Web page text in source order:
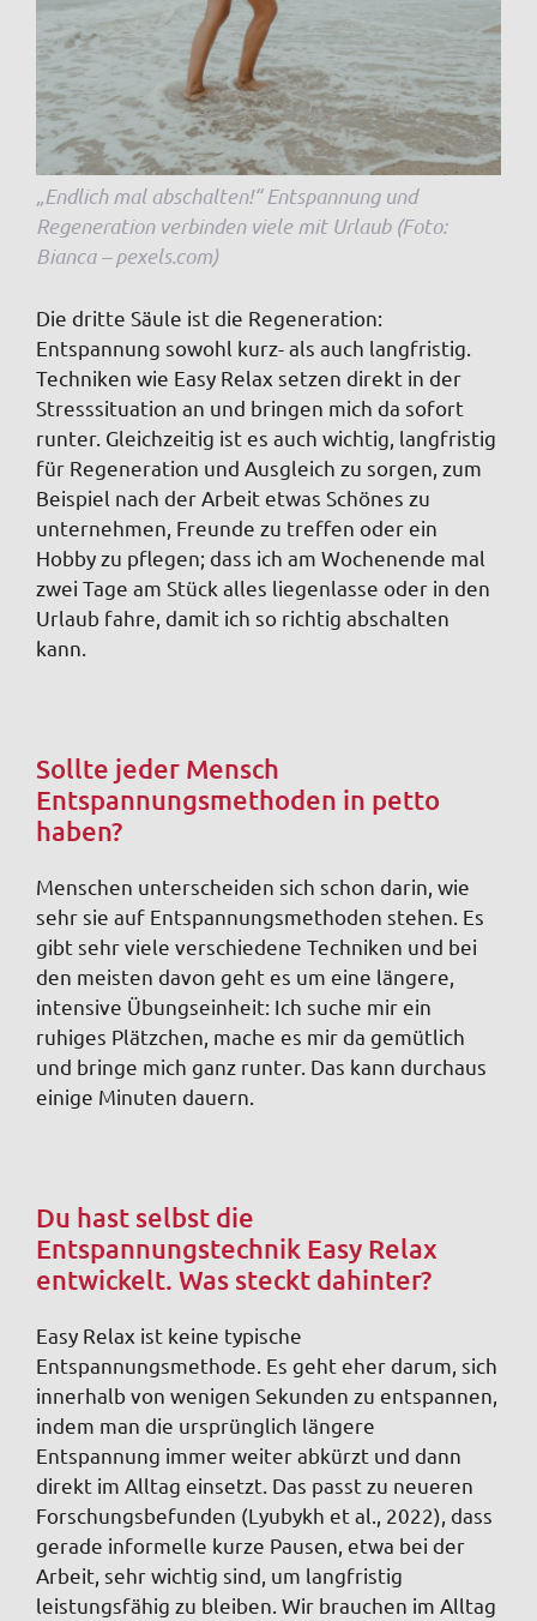
„Endlich mal abschalten!“ Entspannung und
Regeneration verbinden viele mit Urlaub (Foto:
Bianca – pexels.com)
Die dritte Säule ist die Regeneration:
Entspannung sowohl kurz- als auch langfristig.
Techniken wie Easy Relax setzen direkt in der
Stresssituation an und bringen mich da sofort
runter. Gleichzeitig ist es auch wichtig, langfristig
für Regeneration und Ausgleich zu sorgen, zum
Beispiel nach der Arbeit etwas Schönes zu
unternehmen, Freunde zu treffen oder ein
Hobby zu pflegen; dass ich am Wochenende mal
zwei Tage am Stück alles liegenlasse oder in den
Urlaub fahre, damit ich so richtig abschalten
kann.
Sollte jeder Mensch
Entspannungsmethoden in petto
haben?
Menschen unterscheiden sich schon darin, wie
sehr sie auf Entspannungsmethoden stehen. Es
gibt sehr viele verschiedene Techniken und bei
den meisten davon geht es um eine längere,
intensive Übungseinheit: Ich suche mir ein
ruhiges Plätzchen, mache es mir da gemütlich
und bringe mich ganz runter. Das kann durchaus
einige Minuten dauern.
Du hast selbst die
Entspannungstechnik Easy Relax
entwickelt. Was steckt dahinter?
Easy Relax ist keine typische
Entspannungsmethode. Es geht eher darum, sich
innerhalb von wenigen Sekunden zu entspannen,
indem man die ursprünglich längere
Entspannung immer weiter abkürzt und dann
direkt im Alltag einsetzt. Das passt zu neueren
Forschungsbefunden (Lyubykh et al., 2022), dass
gerade informelle kurze Pausen, etwa bei der
Arbeit, sehr wichtig sind, um langfristig
leistungsfähig zu bleiben. Wir brauchen im Alltag